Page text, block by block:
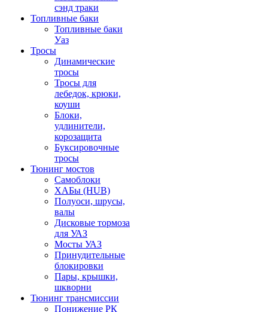
сэнд траки
Топливные баки
Топливные баки
Уаз
Тросы
Динамические
тросы
Тросы для
лебедок, крюки,
коуши
Блоки,
удлинители,
корозащита
Буксировочные
тросы
Тюнинг мостов
Самоблоки
ХАБы (HUB)
Полуоси, шрусы,
валы
Дисковые тормоза
для УАЗ
Мосты УАЗ
Принудительные
блокировки
Пары, крышки,
шкворни
Тюнинг трансмиссии
Понижение РК